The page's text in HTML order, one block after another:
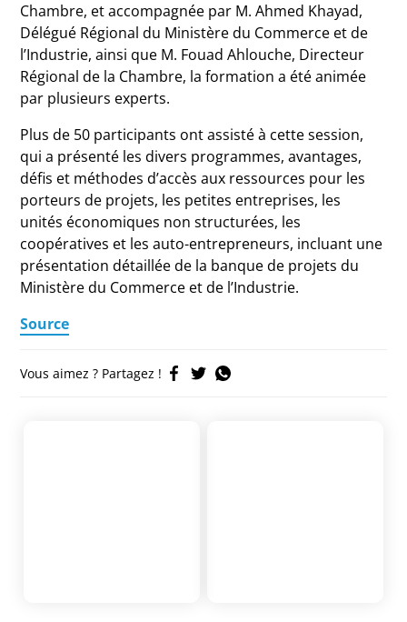
Chambre, et accompagnée par M. Ahmed Khayad,
Délégué Régional du Ministère du Commerce et de
l’Industrie, ainsi que M. Fouad Ahlouche, Directeur
Régional de la Chambre, la formation a été animée
par plusieurs experts.
Plus de 50 participants ont assisté à cette session,
qui a présenté les divers programmes, avantages,
défis et méthodes d’accès aux ressources pour les
porteurs de projets, les petites entreprises, les
unités économiques non structurées, les
coopératives et les auto-entrepreneurs, incluant une
présentation détaillée de la banque de projets du
Ministère du Commerce et de l’Industrie.
Source
Vous aimez ? Partagez !